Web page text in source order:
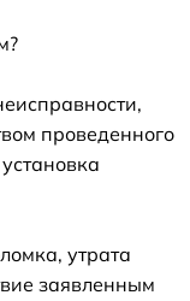
проведенного
утрата
заявленным